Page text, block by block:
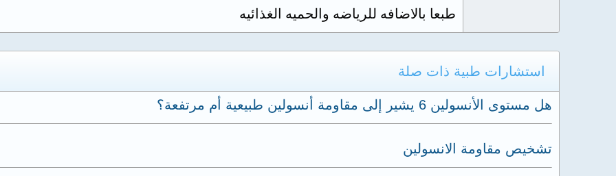
طبعا بالاضافه للرياضه والحميه الغذائيه
استشارات طبية ذات صلة
هل مستوى الأنسولين 6 يشير إلى مقاومة أنسولين طبيعية أم مرتفعة؟
تشخيص مقاومة الانسولين